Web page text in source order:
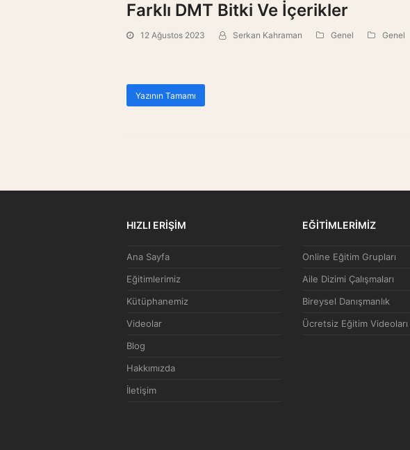
Farklı DMT Bitki Ve İçerikler
12 Ağustos 2023 Serkan Kahraman Genel Genel
Yazının Tamamı
HIZLI ERİŞİM
Ana Sayfa
Eğitimlerimiz
Kütüphanemiz
Videolar
Blog
Hakkımızda
İletişim
EĞİTİMLERİMİZ
Online Eğitim Grupları
Aile Dizimi Çalışmaları
Bireysel Danışmanlık
Ücretsiz Eğitim Videoları